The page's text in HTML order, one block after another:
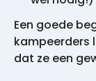
Een goede
kampeerders
dat ze een